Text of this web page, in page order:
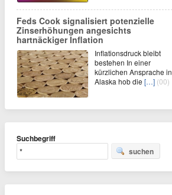
Feds Cook signalisiert potenzielle
Zinserhöhungen angesichts
hartnäckiger Inflation
Inflationsdruck bleibt
bestehen In einer
kürzlichen Ansprache in
Alaska hob die […] (00)
Suchbegriff
suchen